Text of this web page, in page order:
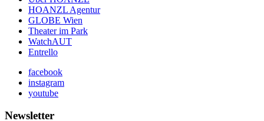
HOANZL Agentur
GLOBE Wien
Theater im Park
WatchAUT
Entrello
facebook
instagram
youtube
Newsletter